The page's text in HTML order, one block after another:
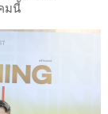
มนี้